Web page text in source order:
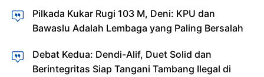
Pilkada Kukar Rugi 103 M, Deni: KPU dan
Bawaslu Adalah Lembaga yang Paling Bersalah
Debat Kedua: Dendi-Alif, Duet Solid dan
Berintegritas Siap Tangani Tambang Ilegal di